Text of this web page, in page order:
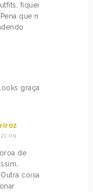
fiquei
que n
graça
de
coisa